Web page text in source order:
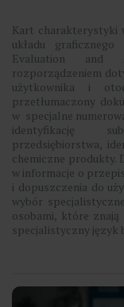
Kart charakterystyki
układu
Evaluation and
rozporządzeniem
użytkownika i
przetłumaczony
w specjalne
identyfikację
przedsiębiorstwa,
chemiczne produkty.
w informacje o
i dopuszczenia do
wybór
osobami, które
specjalistyczny język